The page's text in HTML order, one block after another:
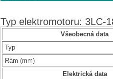
Typ elektromotoru: 3LC-
Všeobecná data
Typ
Rám (mm)
Elektrická data